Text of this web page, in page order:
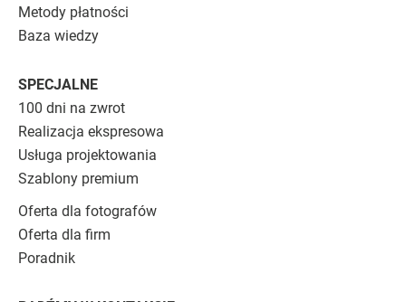
Metody płatności
Baza wiedzy
SPECJALNE
100 dni na zwrot
Realizacja ekspresowa
Usługa projektowania
Szablony premium
Oferta dla fotografów
Oferta dla firm
Poradnik